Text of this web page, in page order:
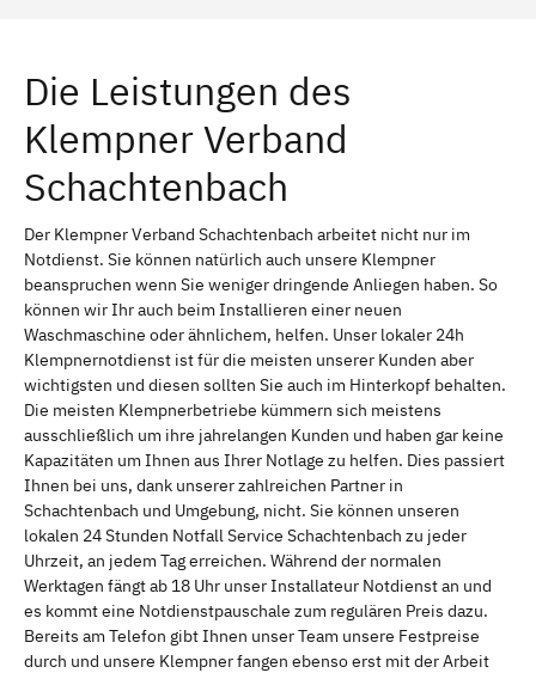
Die Leistungen des
Klempner Verband
Schachtenbach
Der Klempner Verband Schachtenbach arbeitet nicht nur im
Notdienst. Sie können natürlich auch unsere Klempner
beanspruchen wenn Sie weniger dringende Anliegen haben. So
können wir Ihr auch beim Installieren einer neuen
Waschmaschine oder ähnlichem, helfen. Unser lokaler 24h
Klempnernotdienst ist für die meisten unserer Kunden aber
wichtigsten und diesen sollten Sie auch im Hinterkopf behalten.
Die meisten Klempnerbetriebe kümmern sich meistens
ausschließlich um ihre jahrelangen Kunden und haben gar keine
Kapazitäten um Ihnen aus Ihrer Notlage zu helfen. Dies passiert
Ihnen bei uns, dank unserer zahlreichen Partner in
Schachtenbach und Umgebung, nicht. Sie können unseren
lokalen 24 Stunden Notfall Service Schachtenbach zu jeder
Uhrzeit, an jedem Tag erreichen. Während der normalen
Werktagen fängt ab 18 Uhr unser Installateur Notdienst an und
es kommt eine Notdienstpauschale zum regulären Preis dazu.
Bereits am Telefon gibt Ihnen unser Team unsere Festpreise
durch und unsere Klempner fangen ebenso erst mit der Arbeit